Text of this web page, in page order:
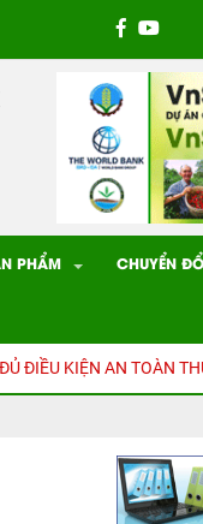
PHẨM CHUYỂN
AN TOÀN THỰC